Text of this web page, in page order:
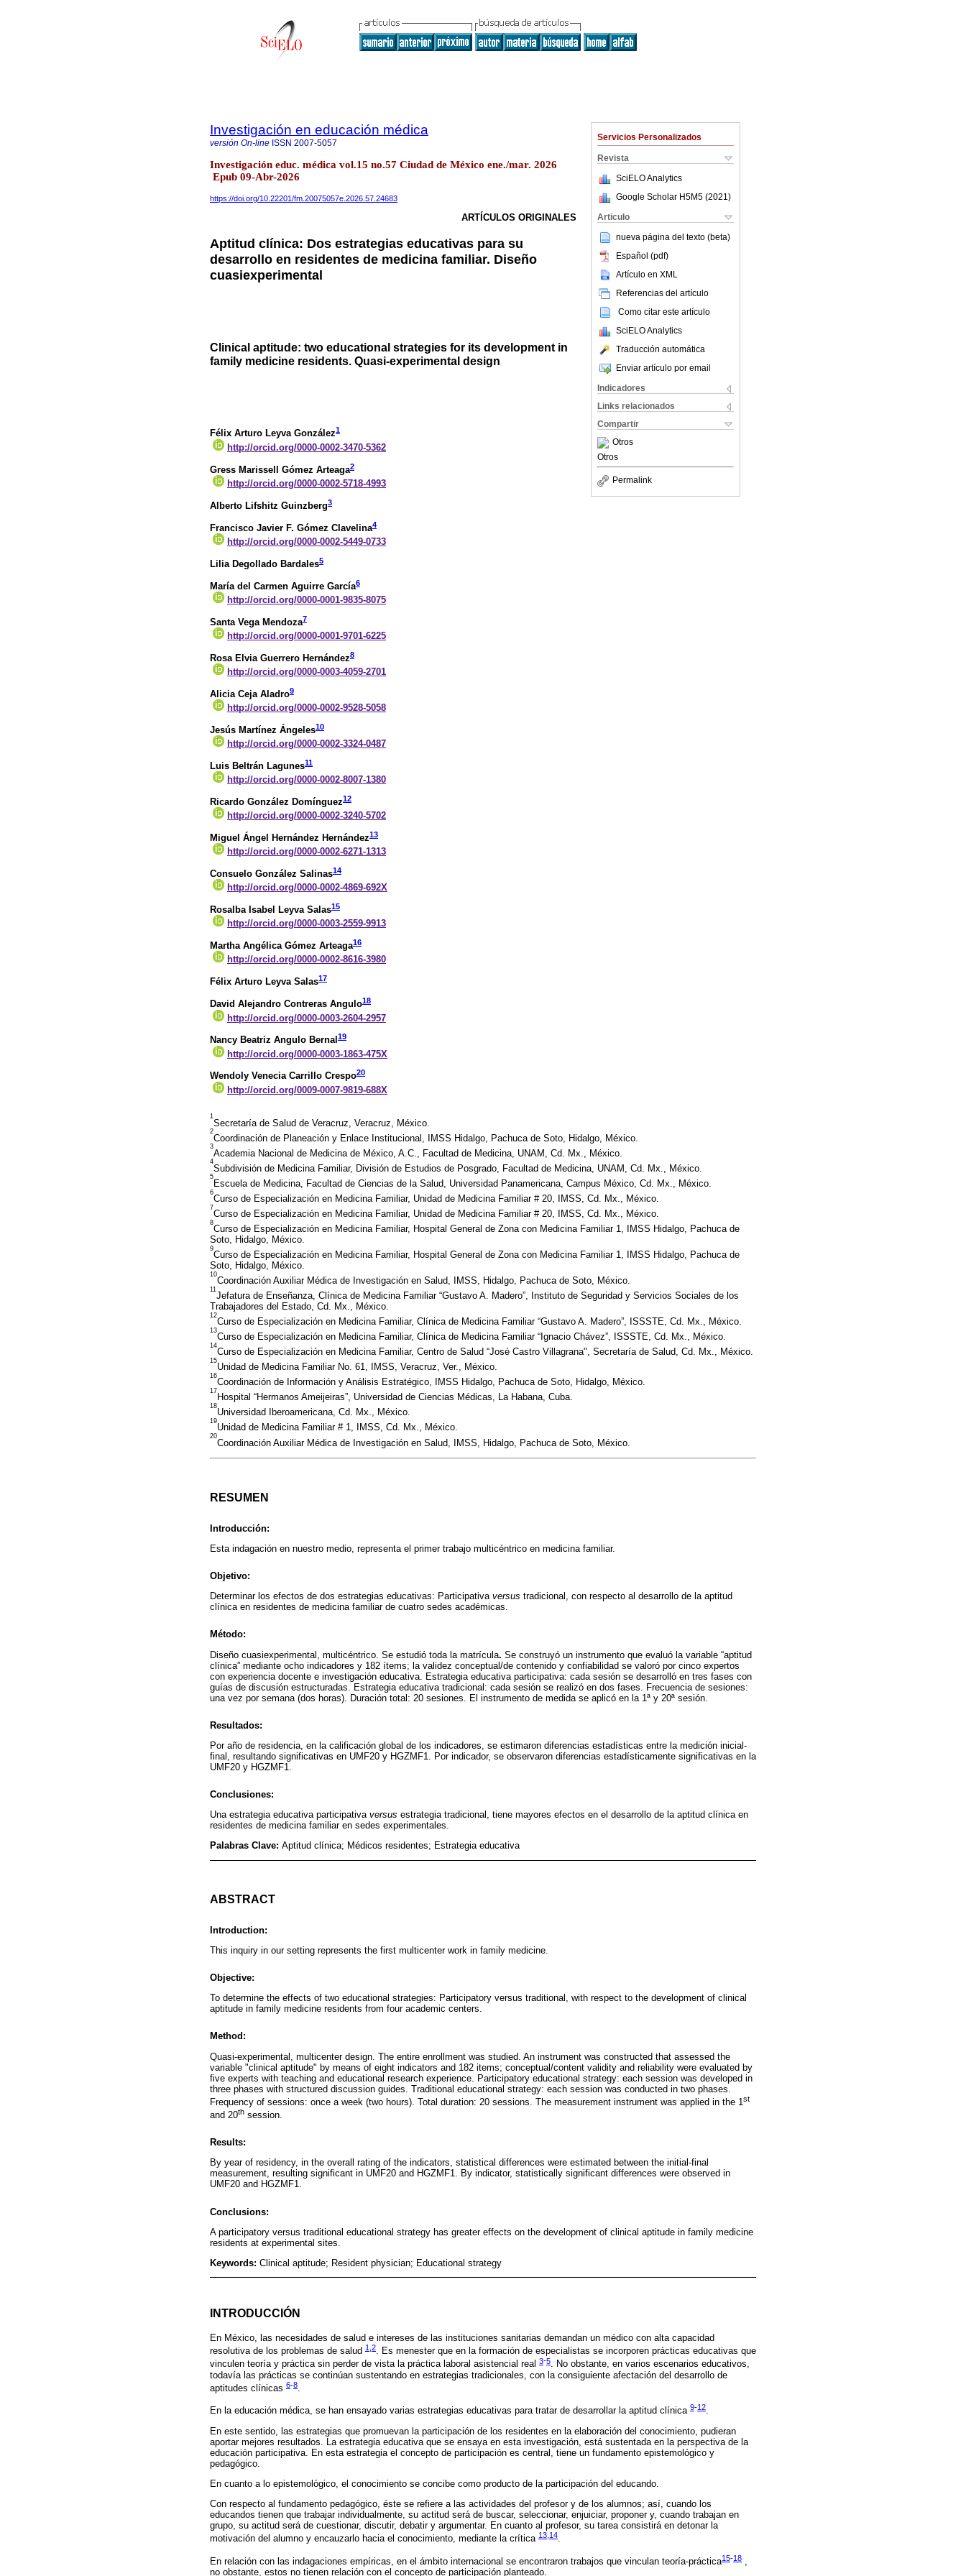
Servicios Personalizados
Revista
SciELO Analytics
Google Scholar H5M5 (2021 )
Articulo
nueva página del texto (beta)
Español (pdf)
Artículo en XML
Referencias del artículo
Como citar este artículo
SciELO Analytics
Traducción automática
Enviar artículo por email
Indicadores
Links relacionados
Compartir
Otros
Otros
Permalink
Investigación en educación médica
versión On-line ISSN 2007-5057
Investigación educ. médica vol.15 no.57 Ciudad de México ene./mar. 2026
Epub 09-Abr-2026
https://doi.org/10.22201/fm.20075057e.2026.57.24683
ARTÍCULOS ORIGINALES
Aptitud clínica: Dos estrategias educativas para su
desarrollo en residentes de medicina familiar. Diseño
cuasiexperimental
Clinical aptitude: two educational strategies for its development in
family medicine residents. Quasi-experimental design
Félix Arturo Leyva González1
http://orcid.org/0000-0002-3470-5362
Gress Marissell Gómez Arteaga2
http://orcid.org/0000-0002-5718-4993
Alberto Lifshitz Guinzberg3
Francisco Javier F. Gómez Clavelina4
http://orcid.org/0000-0002-5449-0733
Lilia Degollado Bardales5
María del Carmen Aguirre García6
http://orcid.org/0000-0001-9835-8075
Santa Vega Mendoza7
http://orcid.org/0000-0001-9701-6225
Rosa Elvia Guerrero Hernández8
http://orcid.org/0000-0003-4059-2701
Alicia Ceja Aladro9
http://orcid.org/0000-0002-9528-5058
Jesús Martínez Ángeles10
http://orcid.org/0000-0002-3324-0487
Luis Beltrán Lagunes11
http://orcid.org/0000-0002-8007-1380
Ricardo González Domínguez12
http://orcid.org/0000-0002-3240-5702
Miguel Ángel Hernández Hernández13
http://orcid.org/0000-0002-6271-1313
Consuelo González Salinas14
http://orcid.org/0000-0002-4869-692X
Rosalba Isabel Leyva Salas15
http://orcid.org/0000-0003-2559-9913
Martha Angélica Gómez Arteaga16
http://orcid.org/0000-0002-8616-3980
Félix Arturo Leyva Salas17
David Alejandro Contreras Angulo18
http://orcid.org/0000-0003-2604-2957
Nancy Beatriz Angulo Bernal 19
http://orcid.org/0000-0003-1863-475X
Wendoly Venecia Carrillo Crespo20
http://orcid.org/0009-0007-9819-688X
1
Secretaría de Salud de Veracruz, Veracruz, México.
2
Coordinación de Planeación y Enlace Institucional, IMSS Hidalgo, Pachuca de Soto, Hidalgo, México.
3
Academia Nacional de Medicina de México, A.C., Facultad de Medicina, UNAM, Cd. Mx., México.
4
Subdivisión de Medicina Familiar, División de Estudios de Posgrado, Facultad de Medicina, UNAM, Cd. Mx., México.
5
Escuela de Medicina, Facultad de Ciencias de la Salud, Universidad Panamericana, Campus México, Cd. Mx., México.
6
Curso de Especialización en Medicina Familiar, Unidad de Medicina Familiar # 20, IMSS, Cd. Mx., México.
7
Curso de Especialización en Medicina Familiar, Unidad de Medicina Familiar # 20, IMSS, Cd. Mx., México.
8
Curso de Especialización en Medicina Familiar, Hospital General de Zona con Medicina Familiar 1, IMSS Hidalgo, Pachuca de
Soto, Hidalgo, México.
9
Curso de Especialización en Medicina Familiar, Hospital General de Zona con Medicina Familiar 1, IMSS Hidalgo, Pachuca de
Soto, Hidalgo, México.
10
Coordinación Auxiliar Médica de Investigación en Salud, IMSS, Hidalgo, Pachuca de Soto, México.
11
Jefatura de Enseñanza, Clínica de Medicina Familiar “Gustavo A. Madero”, Instituto de Seguridad y Servicios Sociales de los
Trabajadores del Estado, Cd. Mx., México.
12
Curso de Especialización en Medicina Familiar, Clínica de Medicina Familiar “Gustavo A. Madero”, ISSSTE, Cd. Mx., México.
13
Curso de Especialización en Medicina Familiar, Clínica de Medicina Familiar “Ignacio Chávez”, ISSSTE, Cd. Mx., México.
14
Curso de Especialización en Medicina Familiar, Centro de Salud “José Castro Villagrana", Secretaría de Salud, Cd. Mx., México.
15
Unidad de Medicina Familiar No. 61, IMSS, Veracruz, Ver., México.
16
Coordinación de Información y Análisis Estratégico, IMSS Hidalgo, Pachuca de Soto, Hidalgo, México.
17
Hospital “Hermanos Ameijeiras”, Universidad de Ciencias Médicas, La Habana, Cuba.
18
Universidad Iberoamericana, Cd. Mx., México.
19
Unidad de Medicina Familiar # 1, IMSS, Cd. Mx., México.
20
Coordinación Auxiliar Médica de Investigación en Salud, IMSS, Hidalgo, Pachuca de Soto, México.
RESUMEN
Introducción:
Esta indagación en nuestro medio, representa el primer trabajo multicéntrico en medicina familiar.
Objetivo:
Determinar los efectos de dos estrategias educativas: Participativa versus tradicional, con respecto al desarrollo de la aptitud
clínica en residentes de medicina familiar de cuatro sedes académicas.
Método:
Diseño cuasiexperimental, multicéntrico. Se estudió toda la matrícula. Se construyó un instrumento que evaluó la variable “aptitud
clínica” mediante ocho indicadores y 182 ítems; la validez conceptual/de contenido y confiabilidad se valoró por cinco expertos
con experiencia docente e investigación educativa. Estrategia educativa participativa: cada sesión se desarrolló en tres fases con
guías de discusión estructuradas. Estrategia educativa tradicional: cada sesión se realizó en dos fases. Frecuencia de sesiones:
una vez por semana (dos horas). Duración total: 20 sesiones. El instrumento de medida se aplicó en la 1ª y 20ª sesión.
Resultados:
Por año de residencia, en la calificación global de los indicadores, se estimaron diferencias estadísticas entre la medición inicial-
final, resultando significativas en UMF20 y HGZMF1. Por indicador, se observaron diferencias estadísticamente significativas en la
UMF20 y HGZMF1.
Conclusiones:
Una estrategia educativa participativa versus estrategia tradicional, tiene mayores efectos en el desarrollo de la aptitud clínica en
residentes de medicina familiar en sedes experimentales.
Palabras Clave: Aptitud clínica; Médicos residentes; Estrategia educativa
ABSTRACT
Introduction:
This inquiry in our setting represents the first multicenter work in family medicine.
Objective:
To determine the effects of two educational strategies: Participatory versus traditional, with respect to the development of clinical
aptitude in family medicine residents from four academic centers.
Method:
Quasi-experimental, multicenter design. The entire enrollment was studied. An instrument was constructed that assessed the
variable "clinical aptitude" by means of eight indicators and 182 items; conceptual/content validity and reliability were evaluated by
five experts with teaching and educational research experience. Participatory educational strategy: each session was developed in
three phases with structured discussion guides. Traditional educational strategy: each session was conducted in two phases.
Frequency of sessions: once a week (two hours). Total duration: 20 sessions. The measurement instrument was applied in the 1 st
and 20th session.
Results:
By year of residency, in the overall rating of the indicators, statistical differences were estimated between the initial-final
measurement, resulting significant in UMF20 and HGZMF1. By indicator, statistically significant differences were observed in
UMF20 and HGZMF1.
Conclusions:
A participatory versus traditional educational strategy has greater effects on the development of clinical aptitude in family medicine
residents at experimental sites.
Keywords: Clinical aptitude; Resident physician; Educational strategy
INTRODUCCIÓN
En México, las necesidades de salud e intereses de las instituciones sanitarias demandan un médico con alta capacidad
resolutiva de los problemas de salud 1 2. Es menester que en la formación de especialistas se incorporen prácticas educativas que
vinculen teoría y práctica sin perder de vista la práctica laboral asistencial real 3-5. No obstante, en varios escenarios educativos,
todavía las prácticas se continúan sustentando en estrategias tradicionales, con la consiguiente afectación del desarrollo de
aptitudes clínicas 6-8
En la educación médica, se han ensayado varias estrategias educativas para tratar de desarrollar la aptitud clínica 9-12.
En este sentido, las estrategias que promuevan la participación de los residentes en la elaboración del conocimiento, pudieran
aportar mejores resultados. La estrategia educativa que se ensaya en esta investigación, está sustentada en la perspectiva de la
educación participativa. En esta estrategia el concepto de participación es central, tiene un fundamento epistemológico y
pedagógico.
En cuanto a lo epistemológico, el conocimiento se concibe como producto de la participación del educando.
Con respecto al fundamento pedagógico, éste se refiere a las actividades del profesor y de los alumnos; así, cuando los
educandos tienen que trabajar individualmente, su actitud será de buscar, seleccionar, enjuiciar, proponer y, cuando trabajan en
grupo, su actitud será de cuestionar, discutir, debatir y argumentar. En cuanto al profesor, su tarea consistirá en detonar la
motivación del alumno y encauzarlo hacia el conocimiento, mediante la crítica 13 14.
En relación con las indagaciones empíricas, en el ámbito internacional se encontraron trabajos que vinculan teoría-práctica15-18 ,
no obstante, estos no tienen relación con el concepto de participación planteado.